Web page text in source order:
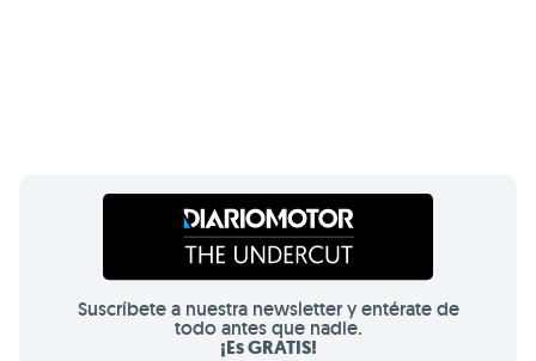
Suscríbete a nuestra newsletter y entérate de
todo antes que nadie.
¡Es GRATIS!